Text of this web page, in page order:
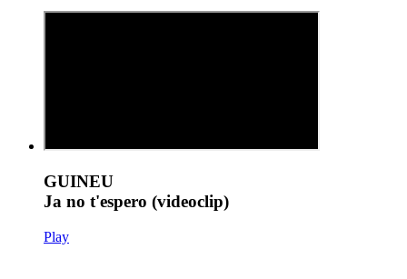
GUINEU
Ja no t'espero (videoclip)
Play